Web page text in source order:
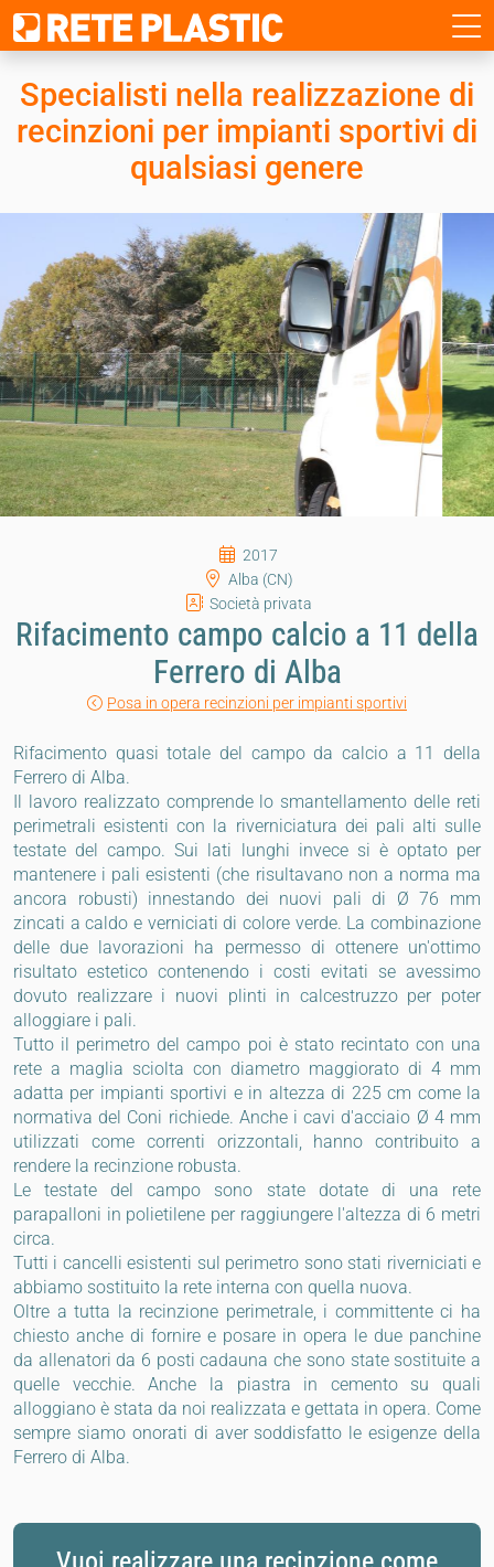
Specialisti nella realizzazione di
recinzioni per impianti sportivi di
qualsiasi genere
2017
Alba (CN)
Società privata
Rifacimento campo calcio a 11 della
Ferrero di Alba
Posa in opera recinzioni per impianti sportivi
Rifacimento quasi totale del campo da calcio a 11 della
Ferrero di Alba.
Il lavoro realizzato comprende lo smantellamento delle reti
perimetrali esistenti con la riverniciatura dei pali alti sulle
testate del campo. Sui lati lunghi invece si è optato per
mantenere i pali esistenti (che risultavano non a norma ma
ancora robusti) innestando dei nuovi pali di Ø 76 mm
zincati a caldo e verniciati di colore verde. La combinazione
delle due lavorazioni ha permesso di ottenere un'ottimo
risultato estetico contenendo i costi evitati se avessimo
dovuto realizzare i nuovi plinti in calcestruzzo per poter
alloggiare i pali.
Tutto il perimetro del campo poi è stato recintato con una
rete a maglia sciolta con diametro maggiorato di 4 mm
adatta per impianti sportivi e in altezza di 225 cm come la
normativa del Coni richiede. Anche i cavi d'acciaio Ø 4 mm
utilizzati come correnti orizzontali, hanno contribuito a
rendere la recinzione robusta.
Le testate del campo sono state dotate di una rete
parapalloni in polietilene per raggiungere l'altezza di 6 metri
circa.
Tutti i cancelli esistenti sul perimetro sono stati riverniciati e
abbiamo sostituito la rete interna con quella nuova.
Oltre a tutta la recinzione perimetrale, i committente ci ha
chiesto anche di fornire e posare in opera le due panchine
da allenatori da 6 posti cadauna che sono state sostituite a
quelle vecchie. Anche la piastra in cemento su quali
alloggiano è stata da noi realizzata e gettata in opera. Come
sempre siamo onorati di aver soddisfatto le esigenze della
Ferrero di Alba.